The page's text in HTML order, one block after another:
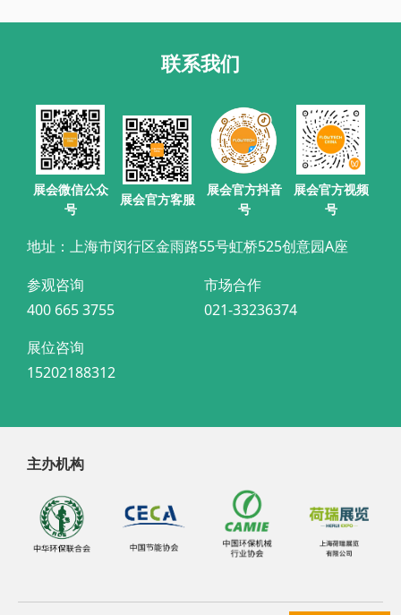
联系我们
展会微信公众
号
展会官方客服
展会官方抖音
号
展会官方视频
号
地址：上海市闵行区金雨路55号虹桥525创意园A座
参观咨询
400 665 3755
市场合作
021-33236374
展位咨询
15202188312
主办机构